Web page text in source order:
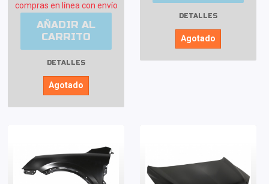
compras en línea con envío
AÑADIR AL
CARRITO
DETALLES
Agotado
DETALLES
Agotado